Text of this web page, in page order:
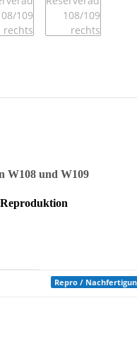
W108 und W109
Repro /